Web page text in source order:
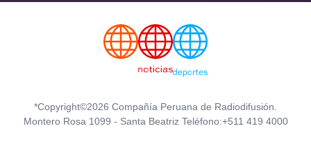
*Copyright©2026 Compañía Peruana de Radiodifusión.
Montero Rosa 1099 - Santa Beatriz Teléfono:+511 419 4000